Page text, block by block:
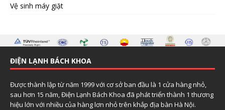
Vệ sinh máy giặt
ĐIỆN LẠNH BÁCH KHOA
Được thành lập từ năm 1999 với cơ sở ban đầu là 1 cửa hàng nhỏ,
sau hơn 15 năm, Điện Lạnh Bách Khoa đã phát triển thành 1 thương
hiệu lớn với nhiều của hàng lơn nhỏ trên khắp địa bàn Hà Nội.